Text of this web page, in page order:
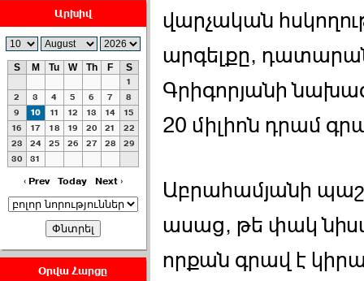
ԿԸՀ-ն իր որոշմամբ
արձանագրել է, ›››
2026-07-08 23:33:00
ՀԱՅԱՊԱՀՊԱՆՈՒԹԻՒՆ՝
ՀԱՒԱՏՔԻ ԵՒ
Արխիվ
S M Tu W Th F S
1
2
3 4 5 6 7
8
9
10 11 12 13 14
15
16
17 18 19 20 21
22
23
24 25 26 27 28
29
30
31
‹ Prev Today Next ›
Օրվա Հարցը
վարչական
արգելքը,
Գրիգորյանի
20 միլիոն դրամ
Աբրահամյանի
ասաց, թե փակ նիստ
որքան գրավ է